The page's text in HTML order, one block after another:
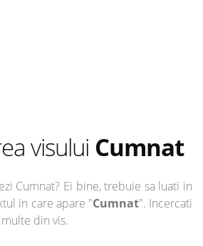
visului Cumnat
Cumnat? Ei bine, trebuie sa luati in
in care apare "Cumnat". Incercati
din vis.